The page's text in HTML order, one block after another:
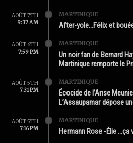
AOÛT 7TH
9:37 AM
MARTINIQUE
After-yole…Félix et
AOÛT 6TH
7:59 PM
MARTINIQUE
Un noir fan de Bernard
Martinique remporte le
AOÛT 5TH
7:31 PM
MARTINIQUE
Écocide de l’Anse
L’Assaupamar dépose
AOÛT 5TH
7:16 PM
MARTINIQUE
Hermann Rose -Élie …ça